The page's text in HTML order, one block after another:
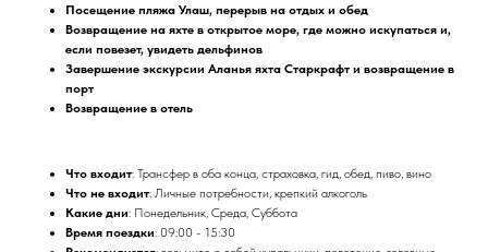
Посещение пляжа Улаш, перерыв на отдых и обед
Возвращение на яхте в открытое море, где можно искупаться и,
если повезет, увидеть дельфинов
Завершение экскурсии Аланья яхта Старкрафт и возвращение в
порт
Возвращение в отель
Что входит: Трансфер в оба конца, страховка, гид, обед, пиво, вино
Что не входит: Личные потребности, крепкий алкоголь
Какие дни: Понедельник, Среда, Суббота
Время поездки: 09:00 - 15:30